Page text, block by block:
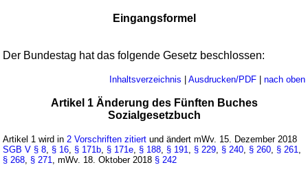
Eingangsformel
Der Bundestag hat das folgende Gesetz beschlossen:
Inhaltsverzeichnis | Ausdrucken/PDF| nach oben
Artikel 1 Änderung des Fünften Buches
Sozialgesetzbuch
Artikel 1 wird in 2 Vorschriften zitiert und ändert mWv. 15. Dezember 2018
SGB V § 8 § 16 § 171b § 171e § 188 § 191 § 229 § 240 § 260 § 261
§ 268 § 271 , mWv. 18. Oktober 2018 § 242